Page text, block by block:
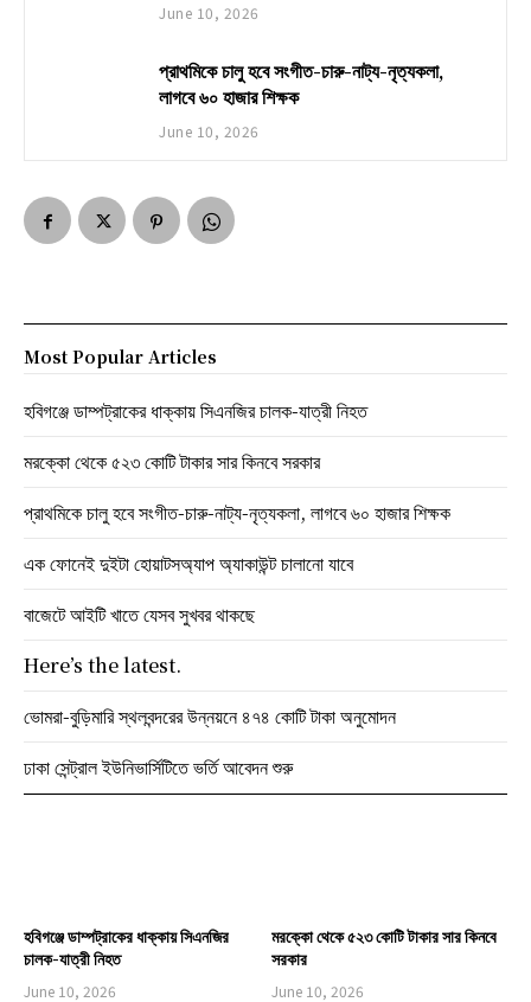
June 10, 2026
প্রাথমিকে চালু হবে সংগীত-চারু-নাট্য-নৃত্যকলা,
লাগবে ৬০ হাজার শিক্ষক
June 10, 2026
হবিগঞ্জে ডাম্পট্রাকের ধাক্কায় সিএনজির
চালক-যাত্রী নিহত
June 10, 2026
মরক্কো থেকে ৫২৩ কোটি টাকার সার কিনবে
সরকার
June 10, 2026
Most Popular Articles
হবিগঞ্জে ডাম্পট্রাকের ধাক্কায় সিএনজির চালক-যাত্রী নিহত
মরক্কো থেকে ৫২৩ কোটি টাকার সার কিনবে সরকার
প্রাথমিকে চালু হবে সংগীত-চারু-নাট্য-নৃত্যকলা, লাগবে ৬০ হাজার শিক্ষক
এক ফোনেই দুইটা হোয়াটসঅ্যাপ অ্যাকাউন্ট চালানো যাবে
বাজেটে আইটি খাতে যেসব সুখবর থাকছে
Here’s the latest.
ভোমরা-বুড়িমারি স্থলবন্দরের উন্নয়নে ৪৭৪ কোটি টাকা অনুমোদন
ঢাকা সেন্ট্রাল ইউনিভার্সিটিতে ভর্তি আবেদন শুরু